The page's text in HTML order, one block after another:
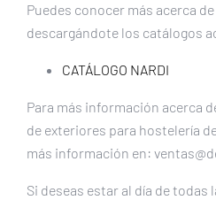
Puedes conocer más acerca
descargándote los catálogos
CATÁLOGO NARDI
Para más información acerca
de exteriores para hostelería
más información en:
Si deseas estar al día de todas